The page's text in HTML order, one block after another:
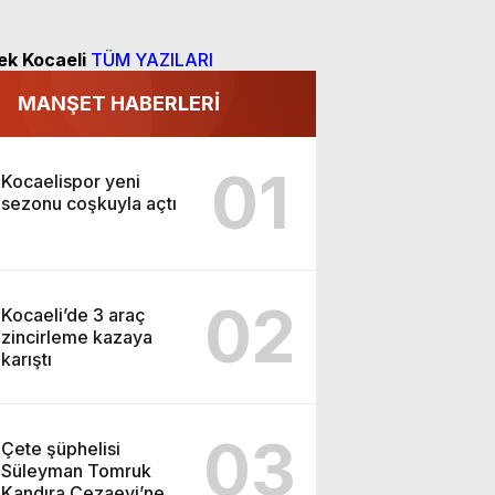
Kocaeli TÜM YAZILARI
MANŞET HABERLERİ
Kocaelispor yeni
sezonu coşkuyla açtı
01
Kocaeli’de 3 araç
zincirleme kazaya
karıştı
02
Çete şüphelisi
Süleyman Tomruk
03